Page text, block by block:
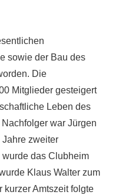
sowie der Bau des
Die
Mitglieder gesteigert
Leben des
war Jürgen
Jahre zweiter
wurde das Clubheim
Klaus Walter zum
kurzer Amtszeit folgte